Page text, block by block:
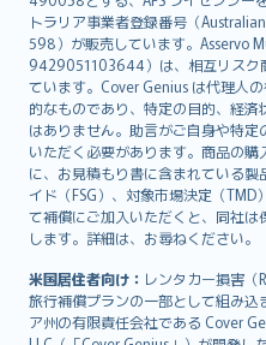
トラリア事業者登録番号（
598）が販売しています。Asservo
9429051103644）は、相互リスク
ています。Cover Genius は代理人
的なものであり、特定の目的、経
はありません。助言がご自身や特
いただく必要があります。商品の
に、お見積もり書に含まれている製
イド（FSG）、対象市場決定（
て補償にご加入いただくと、同社
します。詳細は、お尋ねください。
米国居住者向け： レンタカー損害（
旅行補償プランの一部として組み
ア州の有限責任会社である Cover
한국어
dansk
norsk
suomi
العربيّة
Türkçe
česky
Русский
български
català